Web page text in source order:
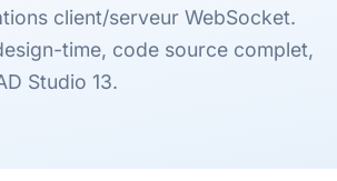
client/serveur WebSocket.
time, code source complet,
Studio 13.